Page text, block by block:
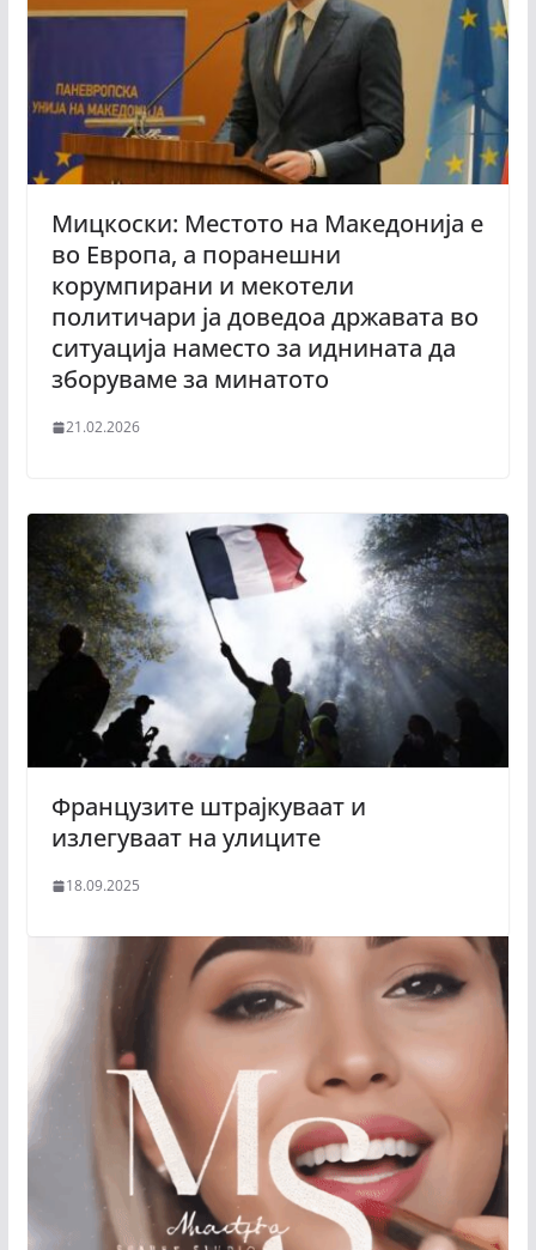
Мицкоски: Местото на Македонија е
во Европа, а поранешни
корумпирани и мекотели
политичари ја доведоа државата во
ситуација наместо за иднината да
зборуваме за минатото
21.02.2026
Французите штрајкуваат и
излегуваат на улиците
18.09.2025